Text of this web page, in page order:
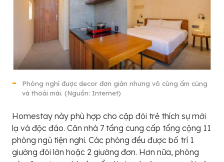
Phòng nghỉ được decor đơn giản nhưng vô cùng ấm cúng
và thoải mái. (Nguồn: Internet)
Homestay này phù hợp cho cặp đôi trẻ thích sự mới
lạ và độc đáo. Căn nhà 7 tầng cung cấp tổng cộng 11
phòng ngủ tiện nghi. Các phòng đều được bố trí 1
giường đôi lớn hoặc 2 giường đơn. Hơn nữa, phòng